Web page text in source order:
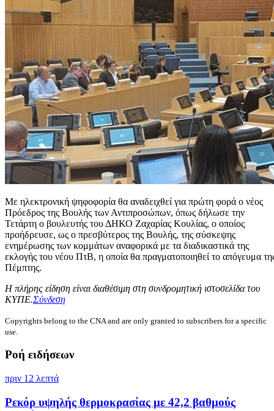
Με ηλεκτρονική ψηφοφορία θα αναδειχθεί για πρώτη φορά ο νέος
Πρόεδρος της Βουλής των Αντιπροσώπων, όπως δήλωσε την
Τετάρτη ο βουλευτής του ΔΗΚΟ Ζαχαρίας Κουλίας, ο οποίος
προήδρευσε, ως ο πρεσβύτερος της Βουλής, της σύσκεψης
ενημέρωσης των κομμάτων αναφορικά με τα διαδικαστικά της
εκλογής του νέου ΠτΒ, η οποία θα πραγματοποιηθεί το απόγευμα
Πέμπτης.
Η πλήρης είδηση είναι διαθέσιμη στη συνδρομητική ιστοσελίδα του
ΚΥΠΕ.Σύνδεση
Copyrights belong to the CNA and are only granted to subscribers for a specific
use.
Ροή ειδήσεων
πριν 12 λεπτά
Ρεκόρ υψηλής θερμοκρασίας με 42,2 βαθμούς